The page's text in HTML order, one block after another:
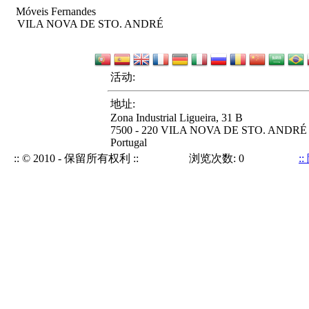
Móveis Fernandes
VILA NOVA DE STO. ANDRÉ
活动:
地址:
Zona Industrial Ligueira, 31 B
7500 - 220 VILA NOVA DE STO. ANDRÉ
Portugal
:: © 2010 - 保留所有权利 ::
浏览次数: 0 ::